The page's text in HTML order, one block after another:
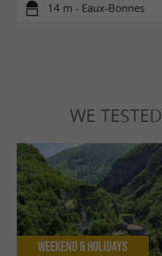
14 m - Eaux-Bonnes
WE TESTED
Weekend & Holidays